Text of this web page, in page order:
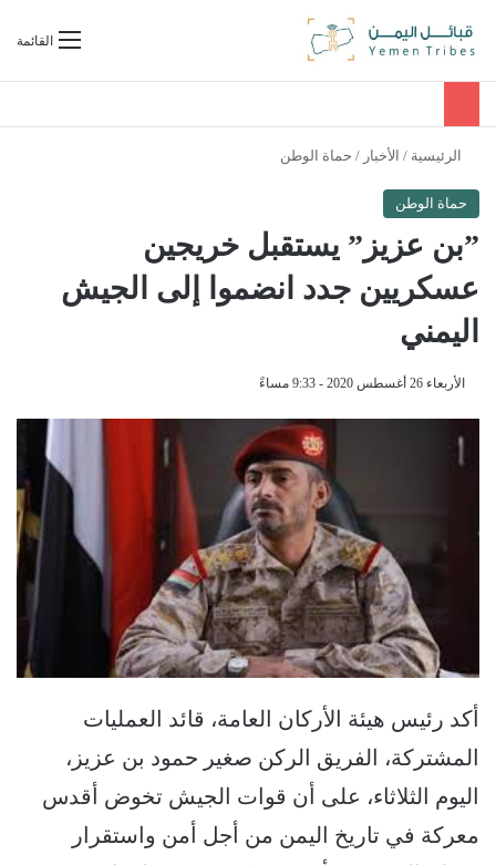
القائمةبحث عن
الرئيسية / الأخبار / حماة الوطن
حماة الوطن
”بن عزيز” يستقبل خريجين
عسكريين جدد انضموا إلى الجيش
اليمني
الأربعاء 26 أغسطس 2020 - 9:33 مساءً
أكد رئيس هيئة الأركان العامة، قائد العمليات
المشتركة، الفريق الركن صغير حمود بن عزيز،
اليوم الثلاثاء، على أن قوات الجيش تخوض أقدس
معركة في تاريخ اليمن من أجل أمن واستقرار